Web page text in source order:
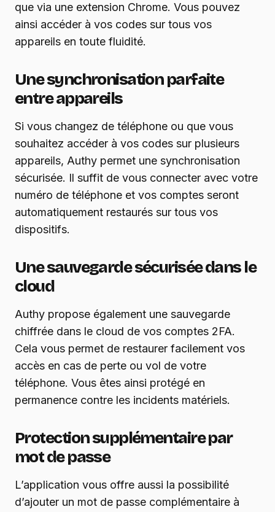
que via une extension Chrome. Vous pouvez
ainsi accéder à vos codes sur tous vos
appareils en toute fluidité.
Une synchronisation parfaite
entre appareils
Si vous changez de téléphone ou que vous
souhaitez accéder à vos codes sur plusieurs
appareils, Authy permet une synchronisation
sécurisée. Il suffit de vous connecter avec votre
numéro de téléphone et vos comptes seront
automatiquement restaurés sur tous vos
dispositifs.
Une sauvegarde sécurisée dans le
cloud
Authy propose également une sauvegarde
chiffrée dans le cloud de vos comptes 2FA.
Cela vous permet de restaurer facilement vos
accès en cas de perte ou vol de votre
téléphone. Vous êtes ainsi protégé en
permanence contre les incidents matériels.
Protection supplémentaire par
mot de passe
L’application vous offre aussi la possibilité
d’ajouter un mot de passe complémentaire à